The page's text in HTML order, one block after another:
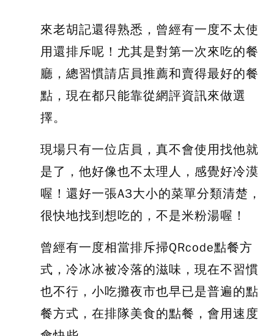
來老胡記還得熟悉，曾經有一度不太使
用還排斥呢！尤其是對第一次來吃的餐
廳，總習慣請店員推薦和賣得最好的餐
點，現在都只能靠從網評資訊來做選
擇。
現場只有一位店員，真不會使用找他就
是了，他好像也不太理人，感覺好冷漠
喔！還好一張A3大小的菜單分類清楚，
很快地找到想吃的，不是米粉湯喔！
曾經有一度相當排斥掃QRcode點餐方
式，冷冰冰被冷落的滋味，現在不習慣
也不行，小吃攤夜市也早已是普遍的點
餐方式，在排隊美食的點餐，會用速度